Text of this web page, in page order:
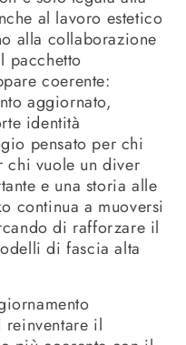
al lavoro estetico
alla collaborazione
pacchetto
coerente:
aggiornato,
identità
pensato per chi
chi vuole un diver
e una storia alle
continua a muoversi
di rafforzare il
di fascia alta
il